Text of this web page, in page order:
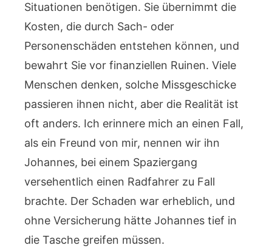
Situationen benötigen. Sie übernimmt die
Kosten, die durch Sach- oder
Personenschäden entstehen können, und
bewahrt Sie vor finanziellen Ruinen. Viele
Menschen denken, solche Missgeschicke
passieren ihnen nicht, aber die Realität ist
oft anders. Ich erinnere mich an einen Fall,
als ein Freund von mir, nennen wir ihn
Johannes, bei einem Spaziergang
versehentlich einen Radfahrer zu Fall
brachte. Der Schaden war erheblich, und
ohne Versicherung hätte Johannes tief in
die Tasche greifen müssen.